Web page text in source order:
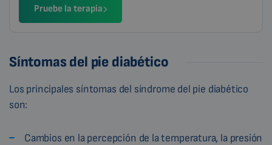
Pruebe la terapia
Síntomas del pie diabético
Los principales síntomas del síndrome del pie diabético
son:
Cambios en la percepción de la temperatura, la presión